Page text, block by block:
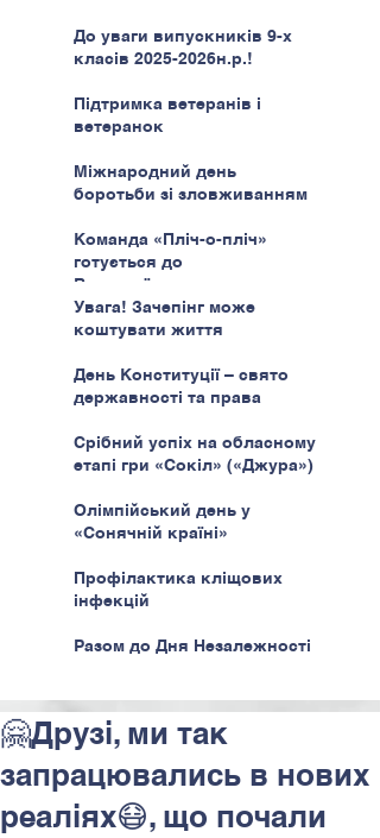
До уваги випускників 9-х
класів 2025-2026н.р.!
Підтримка ветеранів і
ветеранок
Міжнародний день
боротьби зі зловживанням
Команда «Пліч-о-пліч»
готується до
Всеукраїнського етапу
Увага! Зачепінг може
коштувати життя
День Конституції – свято
державності та права
Срібний успіх на обласному
етапі гри «Сокіл» («Джура»)
Олімпійський день у
«Сонячній країні»
Профілактика кліщових
інфекцій
Разом до Дня Незалежності
🤗Друзі, ми так
запрацювались в нових
реаліях😷, що почали